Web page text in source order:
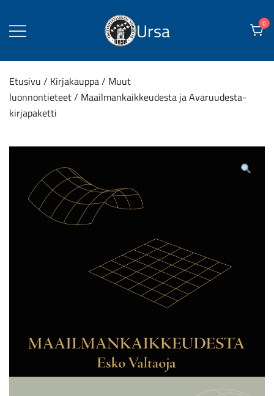
content
Ursa 0
Etusivu / Kirjakauppa/ Muut
luonnontieteet/ Maailmankaikkeudesta ja Avaruudesta-
kirjapaketti